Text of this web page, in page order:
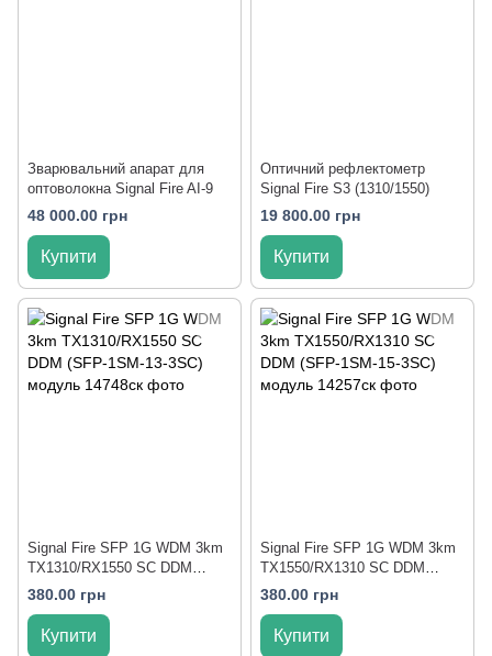
Зварювальний апарат для
оптоволокна Signal Fire AI-9
48 000.00 грн
Купити
Оптичний рефлектометр
Signal Fire S3 (1310/1550)
19 800.00 грн
Купити
Signal Fire SFP 1G WDM 3km
TX1310/RX1550 SC DDM
(SFP-1SM-13-3SC) модуль
380.00 грн
Купити
Signal Fire SFP 1G WDM 3km
TX1550/RX1310 SC DDM
(SFP-1SM-15-3SC) модуль
380.00 грн
Купити